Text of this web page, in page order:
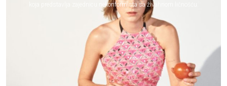
koja predstavlja zajednicu nekonformista sa živahnom ličnošću.